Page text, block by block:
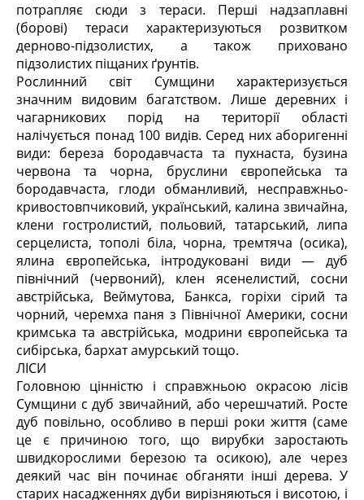
потрапляє сюди з тераси. Перші надзаплавні
(борові) тераси характеризуються розвитком
дерново-підзолистих, а також приховано
підзолистих піщаних ґрунтів.
Рослинний світ Сумщини характеризується
значним видовим багатством. Лише деревних і
чагарникових порід на території області
налічується понад 100 видів. Серед них аборигенні
види: береза бородавчаста та пухнаста, бузина
червона та чорна, бруслини європейська та
бородавчаста, глоди обманливий, несправжньо-
кривостовпчиковий, український, калина звичайна,
клени гостролистий, польовий, татарський, липа
серцелиста, тополі біла, чорна, тремтяча (осика),
ялина європейська, інтродуковані види — дуб
північний (червоний), клен ясенелистий, сосни
австрійська, Веймутова, Банкса, горіхи сірий та
чорний, черемха паня з Північної Америки, сосни
кримська та австрійська, модрини європейська та
сибірська, бархат амурський тощо.
ЛІСИ
Головною цінністю і справжньою окрасою лісів
Сумщини с дуб звичайний, або черешчатий. Росте
дуб повільно, особливо в перші роки життя (саме
це є причиною того, що вирубки заростають
швидкорослими березою та осикою), але через
деякий час він починає обганяти інші дерева. У
старих насадженнях дуби вирізняються і висотою, і